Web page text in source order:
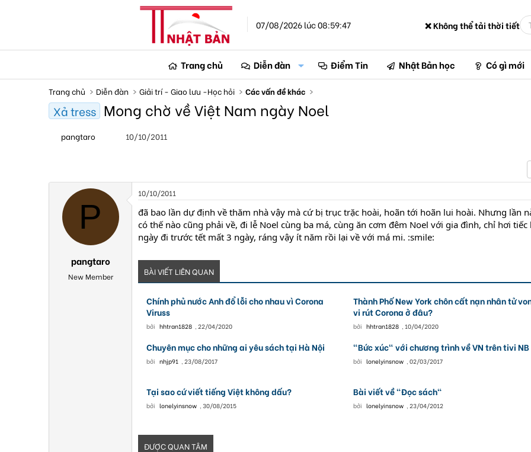
07/08/2026 lúc 08:59:47 ❌ Không thể tải thời tiết
Trang chủ Diễn đàn Điểm Tin Nhật Bản học Có gì mới
Trang chủ Diễn đàn Giải trí - Giao lưu -Học hỏi Các vấn đề khác
Xả tress Mong chờ về Việt Nam ngày Noel
h
d
pangtaro
ử
10/10/2011
P
pangtaro
New Member
10/10/2011
đã bao lần dự định về thăm nhà vậy mà cứ bị trục trặc hoài, hoãn tới hoãn lui hoài. Nhưng lần
có thế nào cũng phải về, đi lễ Noel cùng ba má, cùng ăn cơm đêm Noel với gia đình, chỉ hơi tiếc
ngày đi trước tết mất 3 ngày, ráng vậy ít năm rồi lại về với má mi. :smile:
BÀI VIẾT LIÊN QUAN
Chính phủ nước Anh đổ lỗi cho nhau vì Corona
Viruss
bởi hhtran1828 , 22/04/2020
Thành Phố New York chôn cất nạn nhân tử
vi rút Corona ở đâu?
bởi hhtran1828 , 10/04/2020
Chuyên mục cho những ai yêu sách tại Hà Nội
bởi nhjp91 , 23/08/2017
"Bức xúc" với chương trình về VN trên tivi NB
bởi lonelyinsnow , 02/03/2017
Tại sao cứ viết tiếng Việt không dấu?
bởi lonelyinsnow , 30/08/2015
Bài viết về "Đọc sách"
bởi lonelyinsnow , 23/04/2012
ĐƯỢC QUAN TÂM